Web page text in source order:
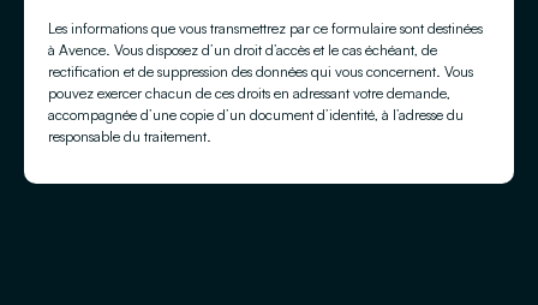
Les informations que vous transmettrez par ce formulaire sont destinées
à Avence. Vous disposez d’un droit d’accès et le cas échéant, de
rectification et de suppression des données qui vous concernent. Vous
pouvez exercer chacun de ces droits en adressant votre demande,
accompagnée d’une copie d’un document d’identité, à l’adresse du
responsable du traitement.